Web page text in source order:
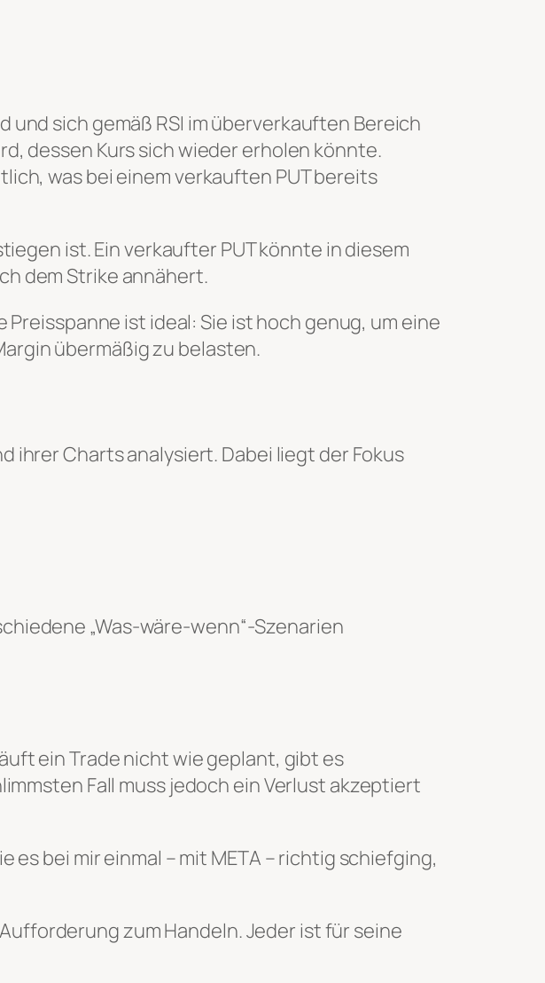
und sich gemäß RSI im überverkauften Bereich
dessen Kurs sich wieder erholen könnte.
was bei einem verkauften PUT bereits
ist. Ein verkaufter PUT könnte in diesem
dem Strike annähert.
Preisspanne ist ideal: Sie ist hoch genug, um eine
übermäßig zu belasten.
ihrer Charts analysiert. Dabei liegt der Fokus
„Was-wäre-wenn“-Szenarien
ein Trade nicht wie geplant, gibt es
Fall muss jedoch ein Verlust akzeptiert
bei mir einmal – mit META – richtig schiefging,
zum Handeln. Jeder ist für seine